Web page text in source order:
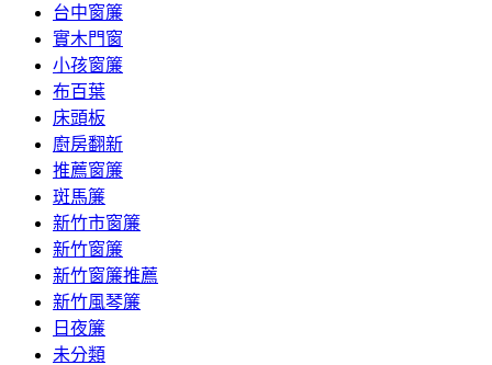
台中窗簾
實木門窗
小孩窗簾
布百葉
床頭板
廚房翻新
推薦窗簾
斑馬簾
新竹市窗簾
新竹窗簾
新竹窗簾推薦
新竹風琴簾
日夜簾
未分類